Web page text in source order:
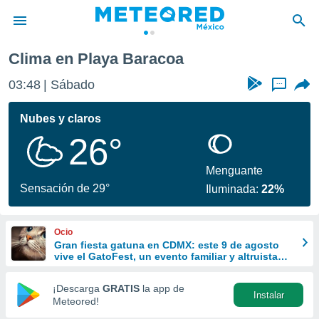
de
ha sido
calidad.
a este
las
y
forma
digital
basada
Clima en Playa Baracoa
03:48 Sábado ...
Nubes y claros
26°
Sensación de 29°
Menguante
Iluminada:22%
Ocio
Gran fiesta gatuna en CDMX: este 9 de agosto
vive el GatoFest, un evento familiar y altruista
¡Descarga GRATIS la app de
Meteored!
Instalar